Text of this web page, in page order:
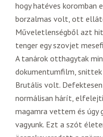
hogy hatéves koromban
borzalmas volt, ott
Műveletlenségből azt
tenger egy szovjet
A tanárok otthagytak
dokumentumfilm,
Brutális volt.
normálisan hárít,
magamra vettem és úgy
vagyunk. Ezt a szót